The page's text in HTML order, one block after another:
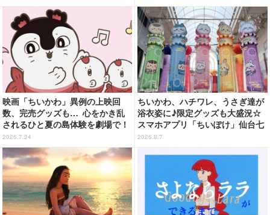
クうみぞこの街」in横浜赤レンガ
倉庫 ～8月9日まで【レポート】
映画「ちいかわ」異例の上映回
数、完売グッズも… 心をかき乱
されるひと夏の島体験を劇場で！
【ネタバレなし初日レポ】
2026.7.24
ちいかわ、ハチワレ、うさぎ達が
浴衣姿に♪限定グッズも大盛況☆
スマホアプリ「ちいぽけ」仙台七
夕まつりに七夕飾りを掲出【レ
ポ】
2026.8.7